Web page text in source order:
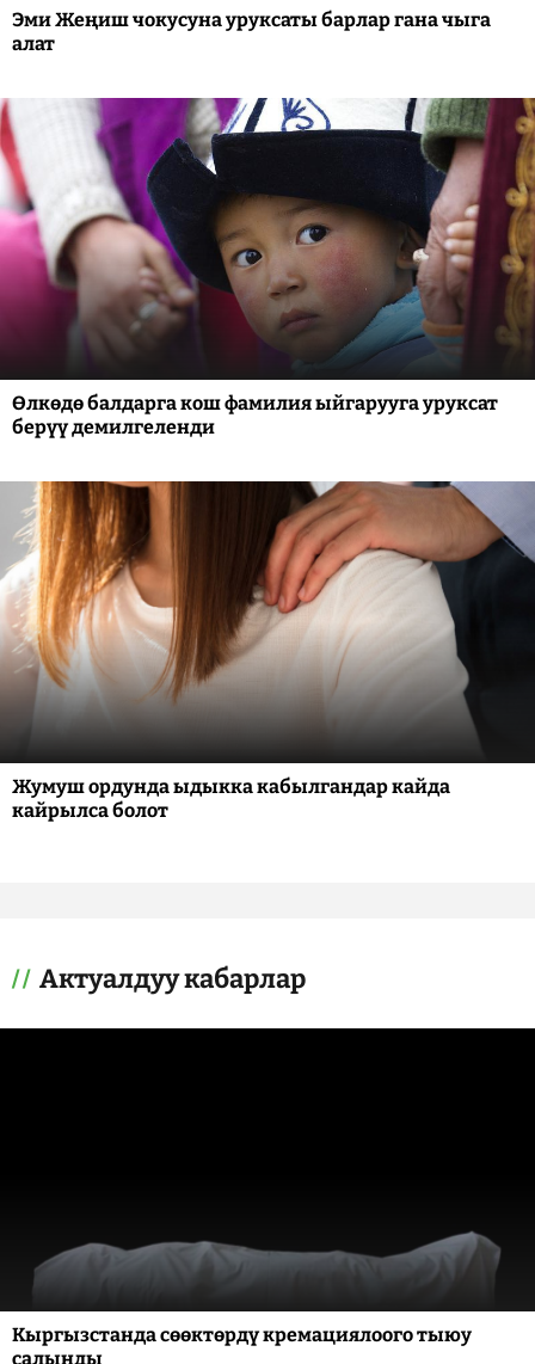
Эми Жеңиш чокусуна уруксаты барлар гана чыга
алат
Өлкөдө балдарга кош фамилия ыйгарууга уруксат
берүү демилгеленди
Жумуш ордунда ыдыкка кабылгандар кайда
кайрылса болот
Актуалдуу кабарлар
Кыргызстанда сөөктөрдү кремациялоого тыюу
салынды